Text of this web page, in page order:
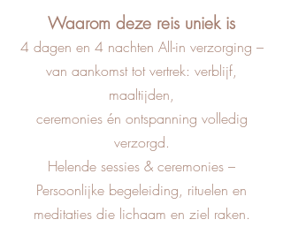
Waarom deze reis uniek is
4 dagen en 4 nachten All-in verzorging –
van aankomst tot vertrek: verblijf,
maaltijden,
ceremonies én ontspanning volledig
verzorgd.
Helende sessies & ceremonies –
Persoonlijke begeleiding, rituelen en
meditaties die lichaam en ziel raken.